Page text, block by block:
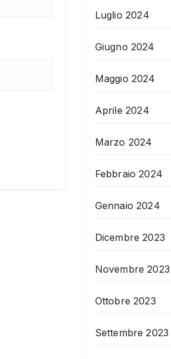
Luglio 2024
Giugno 2024
Maggio 2024
Aprile 2024
Marzo 2024
Febbraio 2024
Gennaio 2024
Dicembre 2023
Novembre 2023
Ottobre 2023
Settembre 2023